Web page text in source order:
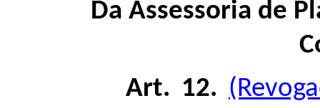
Da Assessoria de
Art. 12.